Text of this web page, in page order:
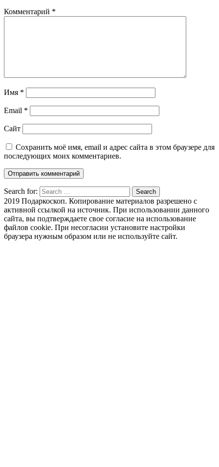
Комментарий *
Имя *
Email *
Сайт
Сохранить моё имя, email и адрес сайта в этом браузере для
последующих моих комментариев.
Search for: Search
2019 Подаркоскоп. Копирование материалов разрешено с
активной ссылкой на источник. При использовании данного
сайта, вы подтверждаете свое согласие на использование
файлов cookie. При несогласии установите настройки
браузера нужным образом или не используйте сайт.